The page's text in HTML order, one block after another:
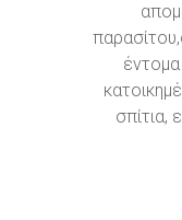
σπίτια,